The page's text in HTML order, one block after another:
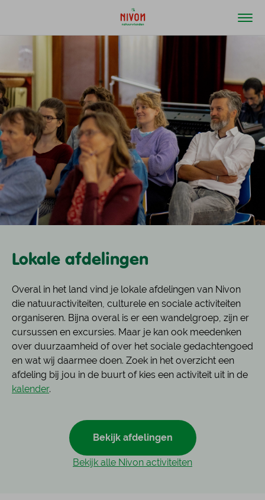
Lokale afdelingen
Overal in het land vind je lokale afdelingen van Nivon
die natuuractiviteiten, culturele en sociale activiteiten
organiseren. Bijna overal is er een wandelgroep, zijn er
cursussen en excursies. Maar je kan ook meedenken
over duurzaamheid of over het sociale gedachtengoed
en wat wij daarmee doen. Zoek in het overzicht een
afdeling bij jou in de buurt of kies een activiteit uit in de
kalender.
Bekijk afdelingen
Bekijk alle Nivon activiteiten